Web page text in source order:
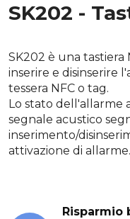
SK202 -
SK202 è una
inserire e disinserire
tessera NFC o tag.
Lo stato dell'allarme
segnale acustico
inserimento/
attivazione di allarme.
Risparmio